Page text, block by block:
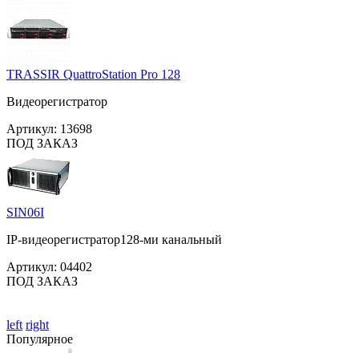
TRASSIR QuattroStation Pro 128
Видеорегистратор
Артикул: 13698
ПОД ЗАКАЗ
SIN06I
IP-видеорегистратор128-ми канальный
Артикул: 04402
ПОД ЗАКАЗ
left right
Популярное